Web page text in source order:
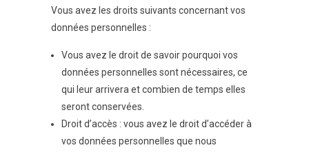
Vous avez les droits suivants concernant vos
données personnelles :
Vous avez le droit de savoir pourquoi vos
données personnelles sont nécessaires, ce
qui leur arrivera et combien de temps elles
seront conservées.
Droit d’accès : vous avez le droit d’accéder à
vos données personnelles que nous